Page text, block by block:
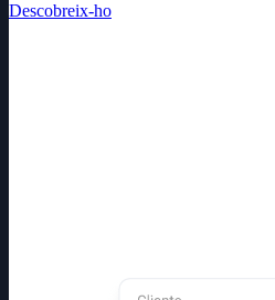
Descobreix-ho